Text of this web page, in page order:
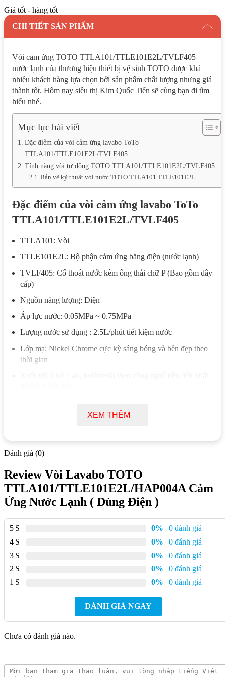
Giá tốt - hàng tốt
CHI TIẾT SẢN PHẨM
Vòi cảm ứng TOTO TTLA101/TTLE101E2L/TVLF405
nước lạnh của thương hiệu thiết bị vệ sinh TOTO được khá
nhiều khách hàng lựa chọn bởi sản phẩm chất lượng nhưng giá
thành tốt. Hôm nay siêu thị Kim Quốc Tiến sẽ cùng bạn đi tìm
hiểu nhé.
Mục lục bài viết
Đặc điểm của vòi cảm ứng lavabo ToTo
TTLA101/TTLE101E2L/TVLF405
Tính năng vòi tự động TOTO TTLA101/TTLE101E2L/TVLF405
Bản vẽ kỹ thuật vòi nước TOTO TTLA101 TTLE101E2L
Đặc điểm của vòi cảm ứng lavabo ToTo
TTLA101/TTLE101E2L/TVLF405
TTLA101: Vòi
TTLE101E2L: Bộ phận cảm ứng bằng điện (nước lạnh)
TVLF405: Cổ thoát nước kèm ống thải chữ P (Bao gồm dây
cấp)
Nguồn năng lượng: Điện
Áp lực nước: 0.05MPa ~ 0.75MPa
Lượng nước sử dụng : 2.5L/phút tiết kiệm nước
Lớp mạ: Nickel Chrome cực kỳ sáng bóng và bền đẹp theo
thời gian
https://kimquoctien.com/voi-cam-ung-toto
Tính năng vòi tự động TOTO
TTLA101/TTLE101E2L/TVLF405
Tiện nghi, dễ sử dụng. Vòi cảm ứng tự động hạn chế lãng
phí nước.
Thiết kế an toàn, phổ biến, dễ dàng lắp đặt
Sử dụng nước một cách khoa học, thân thiện môi trường
Bạn nên sử dụng 1 chiếc khăn bông để dễ dàng lau sạch vòi
Bản vẽ kỹ thuật vòi nước TOTO TTLA101
XEM THÊM
Đánh giá (0)
Review Vòi Lavabo TOTO
TTLA101/TTLE101E2L/HAP004A Cảm
Ứng Nước Lạnh ( Dùng Điện )
5 0% | 0 đánh giá
4
0% | 0 đánh giá
3
0% | 0 đánh giá
2
0% | 0 đánh giá
1
0% | 0 đánh giá
ĐÁNH GIÁ NGAY
Chưa có đánh giá nào.